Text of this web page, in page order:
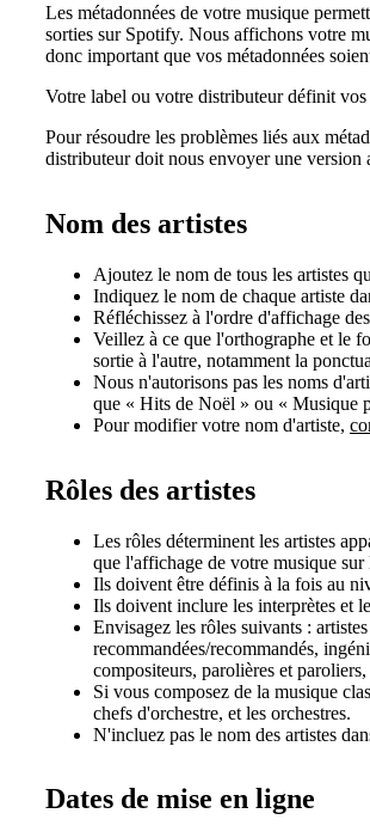
Les métadonnées de votre musique
sorties sur Spotify. Nous affichons votre
donc important que vos métadonnées
Votre label ou votre distributeur définit
Pour résoudre les problèmes liés aux
distributeur doit nous envoyer une version
Nom des artistes
Ajoutez le nom de tous les artistes
Indiquez le nom de chaque artiste
Réfléchissez à l'ordre d'affichage
Veillez à ce que l'orthographe et le
sortie à l'autre, notamment la
Nous n'autorisons pas les noms
que « Hits de Noël » ou « Musique
Pour modifier votre nom d'artiste,
Rôles des artistes
Les rôles déterminent les artistes
que l'affichage de votre musique
Ils doivent être définis à la fois au
Ils doivent inclure les interprètes et
Envisagez les rôles suivants :
recommandées/recommandés,
compositeurs, parolières et
Si vous composez de la musique
chefs d'orchestre, et les orchestres.
N'incluez pas le nom des artistes
Dates de mise en ligne